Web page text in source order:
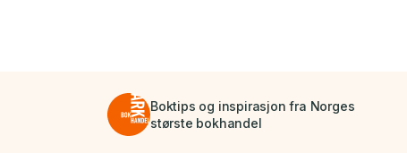
Boktips og inspirasjon fra Norges
største bokhandel